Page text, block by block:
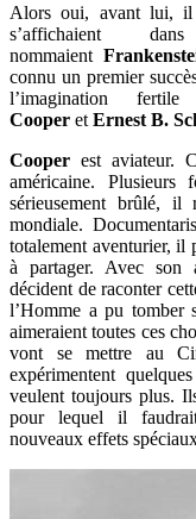
Alors oui, avant lui, il
s’affichaient
nommaient
connu un premier
l’imagination
Cooper et Ernest B.
Cooper est aviateur.
américaine. Plusieurs
sérieusement brûlé, il
mondiale.
totalement aventurier, il
à partager. Avec
décident de raconter
l’Homme a pu tomber
aimeraient toutes ces
vont se mettre au
expérimentent
veulent toujours plus.
pour lequel il
nouveaux effets